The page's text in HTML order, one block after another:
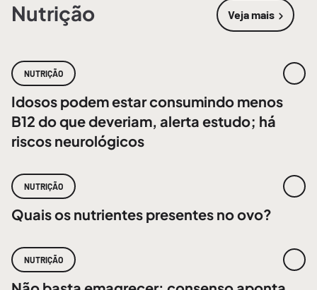
Nutrição Veja mais
sobre
NUTRIÇÃO
Idosos podem estar consumindo menos
B12 do que deveriam, alerta estudo; há
riscos neurológicos
NUTRIÇÃO
Quais os nutrientes presentes no ovo?
NUTRIÇÃO